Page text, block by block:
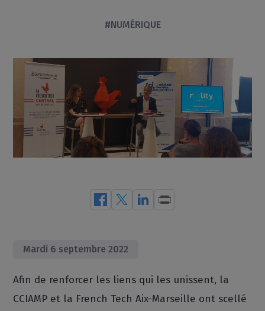
#NUMÉRIQUE
Mardi 6 septembre 2022
Afin de renforcer les liens qui les unissent, la
CCIAMP et la French Tech Aix-Marseille ont scellé